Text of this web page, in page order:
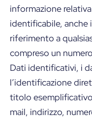
informazione
identificabile,
riferimento a
compreso un
Dati identificativi, i
l’identificazione
titolo
mail, indirizzo,